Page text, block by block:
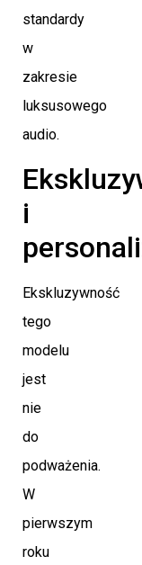
standardy
w
zakresie
luksusowego
audio.
i
Ekskluzywność
tego
modelu
jest
nie
do
podważenia.
W
pierwszym
roku